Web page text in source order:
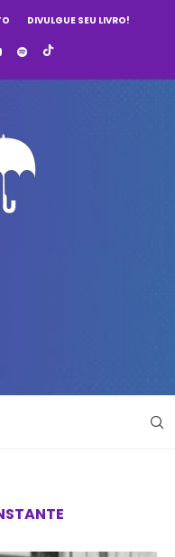
DIVULGUE SEU LIVRO!